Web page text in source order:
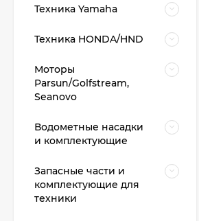
Техника Yamaha
Техника HONDA/HND
Моторы
Parsun/Golfstream,
Seanovo
Водометные насадки
и комплектующие
Запасные части и
комплектующие для
техники